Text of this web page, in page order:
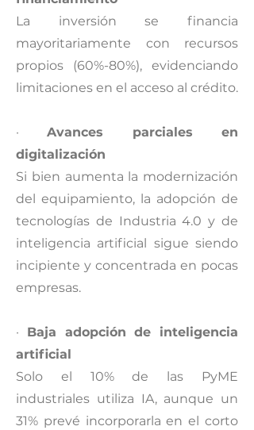
La inversión se financia
mayoritariamente con recursos
propios (60%-80%), evidenciando
limitaciones en el acceso al crédito.
·Avances parciales en
digitalización
Si bien aumenta la modernización
del equipamiento, la adopción de
tecnologías de Industria 4.0 y de
inteligencia artificial sigue siendo
incipiente y concentrada en pocas
empresas.
· Baja adopción de inteligencia
artificial
Solo el 10% de las PyME
industriales utiliza IA, aunque un
31% prevé incorporarla en el corto